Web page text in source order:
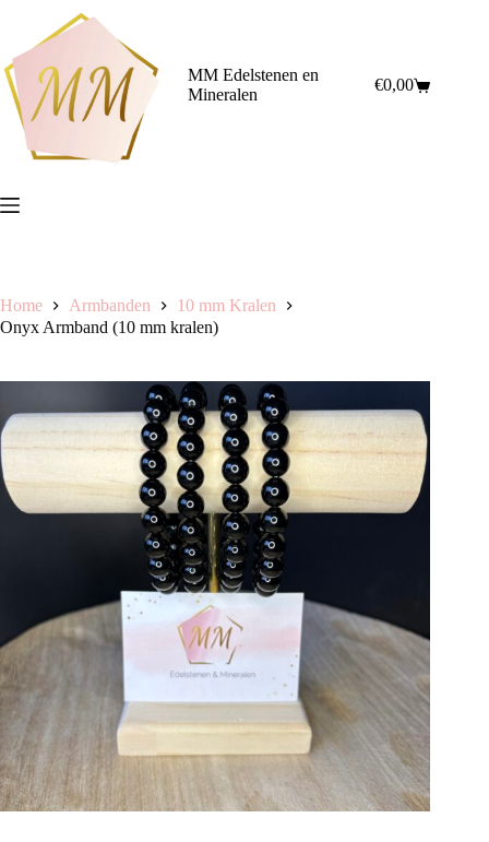
inhoud
MM Edelstenen en
Mineralen
Winkelwagen
€0,00
Home Armbanden
10 mm Kralen
Onyx Armband (10 mm kralen)